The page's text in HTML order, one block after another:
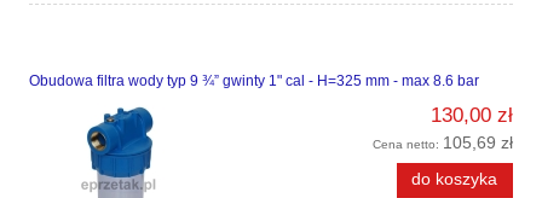
Obudowa filtra wody typ 9 ¾” gwinty 1" cal - H=325 mm - max 8.6 bar
130,00 zł
Cena netto: 105,69 zł
do koszyka